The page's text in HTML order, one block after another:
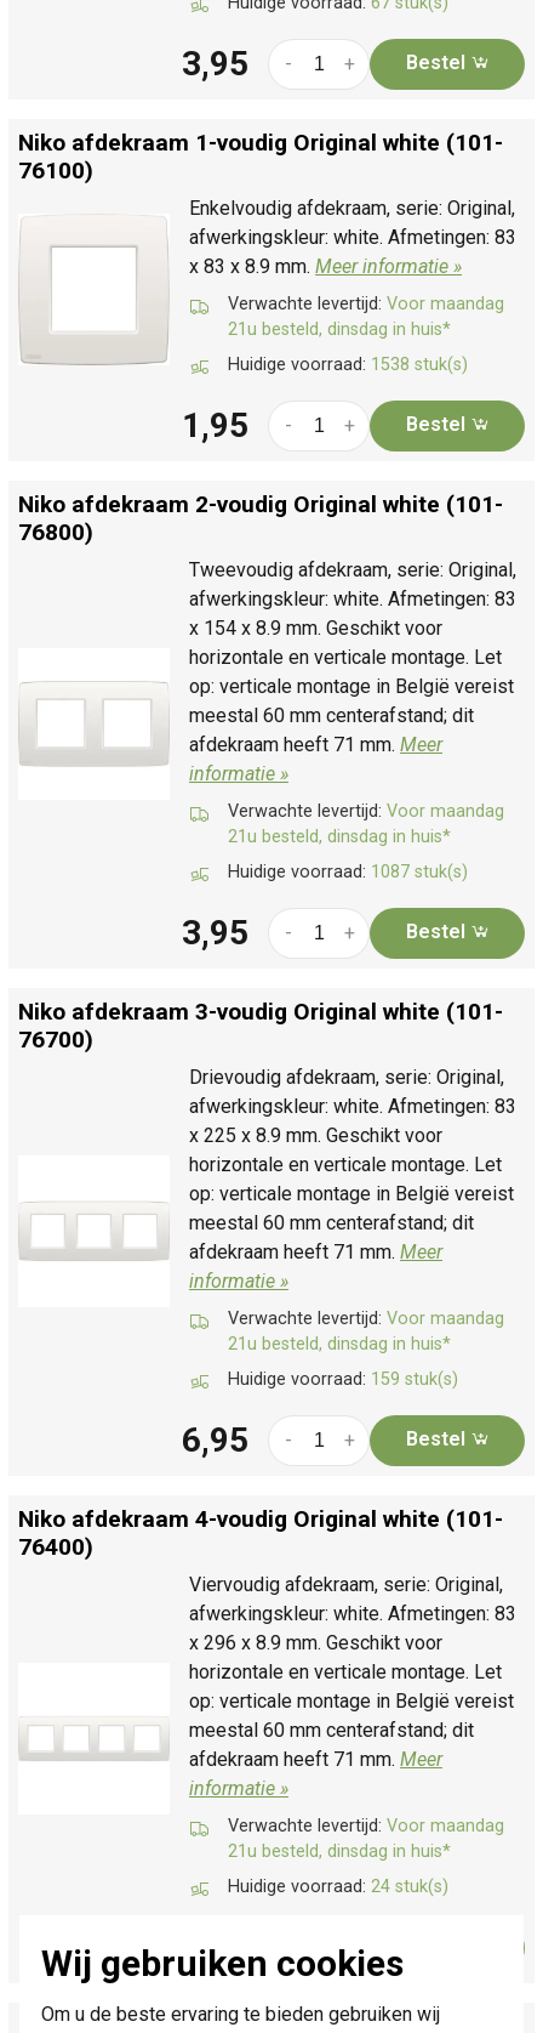
Wij gebruiken cookies
Om u de beste ervaring te bieden gebruiken wij
3,95 +
- Bestel
Niko afdekraam 1-voudig Original white (101-
76100)
Enkelvoudig afdekraam, serie: Original,
afwerkingskleur: white. Afmetingen: 83
x 83 x 8.9 mm. Meer informatie »
Verwachte levertijd: Voor maandag
21u besteld, dinsdag in huis*
Huidige voorraad: 1538 stuk(s)
1,95 +
- Bestel
Niko afdekraam 2-voudig Original white (101-
76800)
Tweevoudig afdekraam, serie: Original,
afwerkingskleur: white. Afmetingen: 83
x 154 x 8.9 mm. Geschikt voor
horizontale en verticale montage. Let
op: verticale montage in België vereist
meestal 60 mm centerafstand; dit
afdekraam heeft 71 mm. Meer
informatie »
Verwachte levertijd: Voor maandag
21u besteld, dinsdag in huis*
Huidige voorraad: 1087 stuk(s)
3,95 +
- Bestel
Niko afdekraam 3-voudig Original white (101-
76700)
Drievoudig afdekraam, serie: Original,
afwerkingskleur: white. Afmetingen: 83
x 225 x 8.9 mm. Geschikt voor
horizontale en verticale montage. Let
op: verticale montage in België vereist
meestal 60 mm centerafstand; dit
afdekraam heeft 71 mm. Meer
informatie »
Verwachte levertijd: Voor maandag
21u besteld, dinsdag in huis*
Huidige voorraad: 159 stuk(s)
6,95 +
- Bestel
Niko afdekraam 4-voudig Original white (101-
76400)
Viervoudig afdekraam, serie: Original,
afwerkingskleur: white. Afmetingen: 83
x 296 x 8.9 mm. Geschikt voor
horizontale en verticale montage. Let
op: verticale montage in België vereist
meestal 60 mm centerafstand; dit
afdekraam heeft 71 mm. Meer
informatie »
Verwachte levertijd: Voor maandag
21u besteld, dinsdag in huis*
Huidige voorraad: 24 stuk(s)
8,95 +
Niko afdekraam 5-voudig Original white (101-